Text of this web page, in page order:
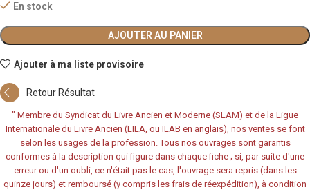
En stock
AJOUTER AU PANIER
Ajouter à ma liste provisoire
Retour Résultat
" Membre du Syndicat du Livre Ancien et Moderne (SLAM) et de la Ligue
Internationale du Livre Ancien (LILA, ou ILAB en anglais), nos ventes se font
selon les usages de la profession. Tous nos ouvrages sont garantis
conformes à la description qui figure dans chaque fiche ; si, par suite d'une
erreur ou d'un oubli, ce n'était pas le cas, l'ouvrage sera repris (dans les
quinze jours) et remboursé (y compris les frais de réexpédition), à condition